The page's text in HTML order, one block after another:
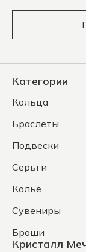
Категории
Кольца
Браслеты
Подвески
Серьги
Колье
Сувениры
Броши
Кристалл